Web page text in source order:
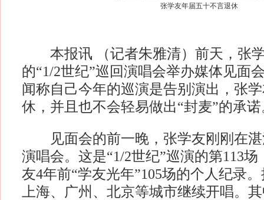
张学友年届五十不言退休
本报讯 （记者朱雅清）前天，张学
的“1/2世纪”巡回演唱会举办媒体见面
闻称自己今年的巡演是告别演出，张
休，并且也不会轻易做出“封麦”的承诺
见面会的前一晚，张学友刚刚在湛
演唱会。这是“1/2世纪”巡演的第113
友4年前“学友光年”105场的个人纪录
上海、广州、北京等城市继续开唱。